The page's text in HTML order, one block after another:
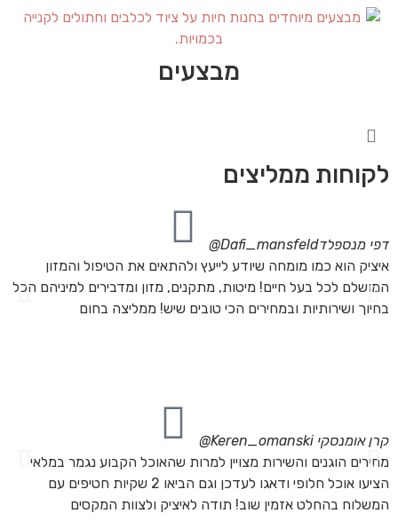
מבצעים
לקוחות ממליצים
דפי מנספלדDafi_mansfeld@
איציק הוא כמו מומחה שיודע לייעץ ולהתאים את הטיפול והמזון
המושלם לכל בעל חיים! מיטות, מתקנים, מזון ומדבירים למיניהם הכל
בחיוך ושירותיות ובמחירים הכי טובים שיש! ממליצה בחום
קרן אומנסקי Keren_omanski@
מחירים הוגנים והשירות מצויין למרות שהאוכל הקבוע נגמר במלאי
הציעו אוכל חלופי ודאגו לעדכן וגם הביאו 2 שקיות חטיפים עם
המשלוח בהחלט אזמין שוב! תודה לאיציק ולצוות המקסים